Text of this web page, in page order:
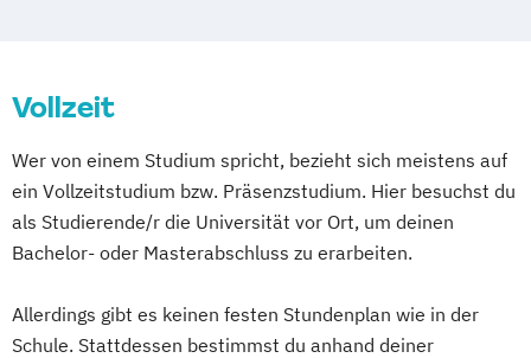
Vollzeit
Wer von einem Studium spricht, bezieht sich meistens auf
ein Vollzeitstudium bzw. Präsenzstudium. Hier besuchst du
als Studierende/r die Universität vor Ort, um deinen
Bachelor- oder Masterabschluss zu erarbeiten.
Allerdings gibt es keinen festen Stundenplan wie in der
Schule. Stattdessen bestimmst du anhand deiner